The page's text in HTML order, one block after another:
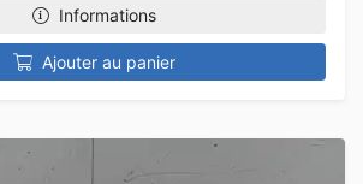
Informations
Ajouter au panier